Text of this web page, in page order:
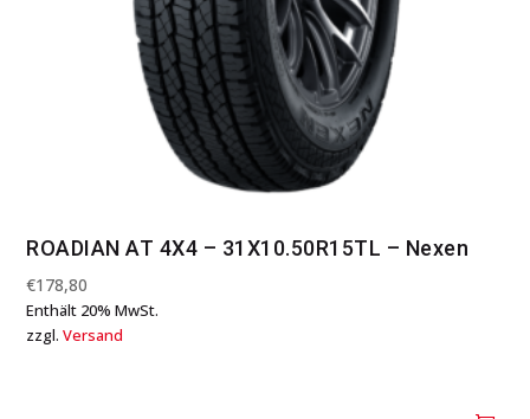
ROADIAN AT 4X4 – 31X10.50R15TL – Nexen
€178,80
Enthält 20% MwSt.
zzgl.Versand